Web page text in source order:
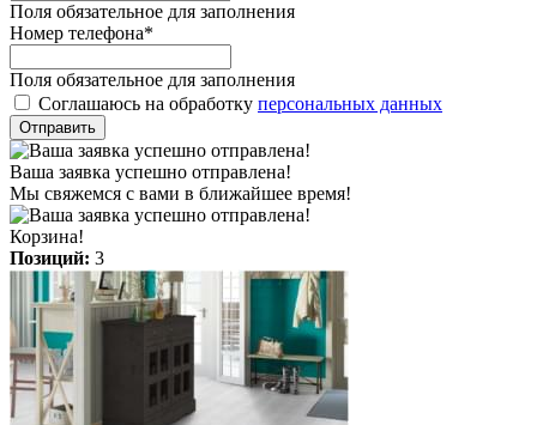
Поля обязательное для заполнения
Номер телефона*
Поля обязательное для заполнения
Соглашаюсь на обработку персональных данных
Отправить
Ваша заявка успешно отправлена!
Мы свяжемся с вами в ближайшее время!
Корзина!
Позиций: 3